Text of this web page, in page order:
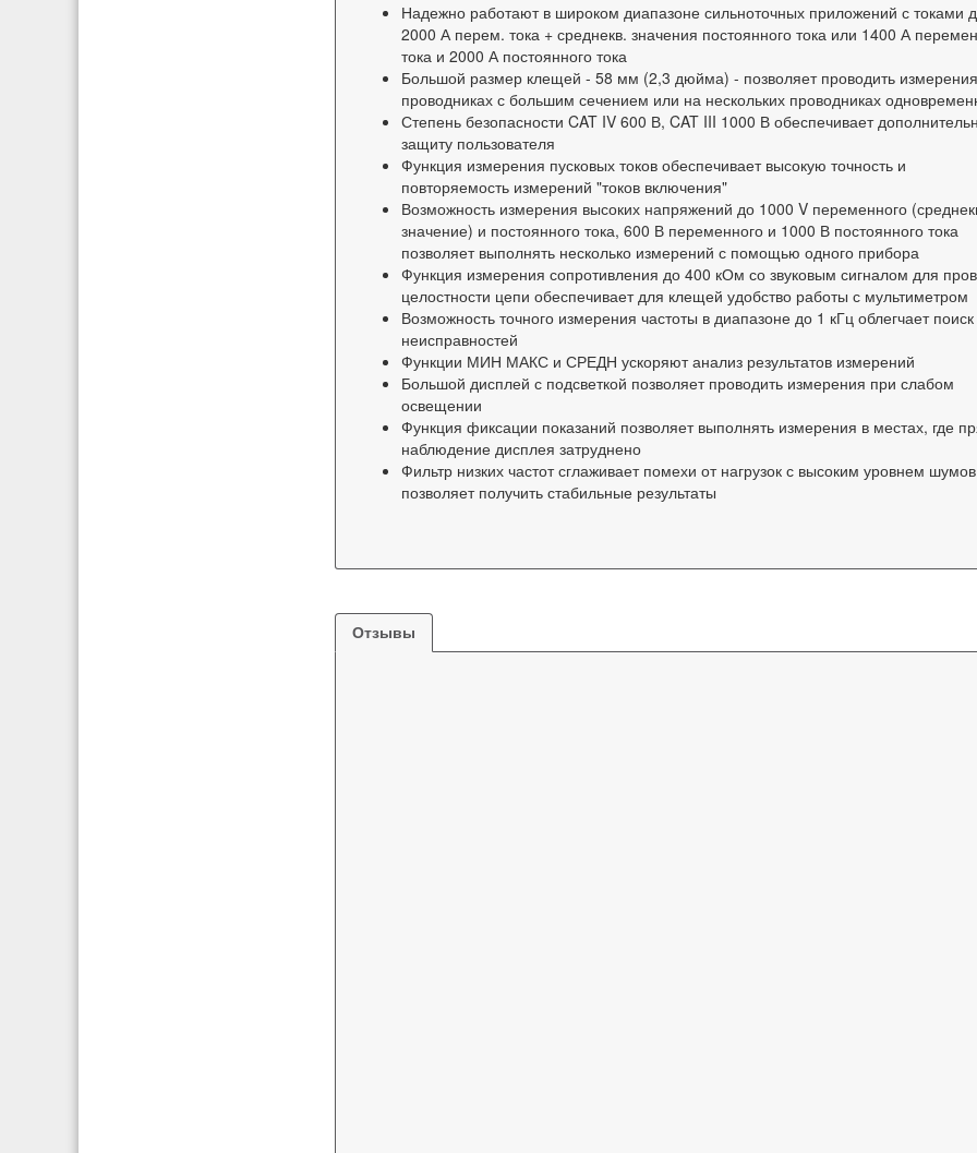
Надежно работают в широком диапазоне сильноточных приложений с токами
2000 А перем. тока + среднекв. значения постоянного тока или 1400 А
тока и 2000 А постоянного тока
Большой размер клещей - 58 мм (2,3 дюйма) - позволяет проводить
проводниках с большим сечением или на нескольких проводниках
Степень безопасности CAT IV 600 В, CAT III 1000 В обеспечивает
защиту пользователя
Функция измерения пусковых токов обеспечивает высокую точность и
повторяемость измерений "токов включения"
Возможность измерения высоких напряжений до 1000 V переменного
значение) и постоянного тока, 600 В переменного и 1000 В постоянного тока
позволяет выполнять несколько измерений с помощью одного прибора
Функция измерения сопротивления до 400 кОм со звуковым сигналом для
целостности цепи обеспечивает для клещей удобство работы с мультиметром
Возможность точного измерения частоты в диапазоне до 1 кГц облегчает поиск
неисправностей
Функции МИН МАКС и СРЕДН ускоряют анализ результатов измерений
Большой дисплей с подсветкой позволяет проводить измерения при слабом
освещении
Функция фиксации показаний позволяет выполнять измерения в местах, где
наблюдение дисплея затруднено
Фильтр низких частот сглаживает помехи от нагрузок с высоким уровнем
позволяет получить стабильные результаты
Отзывы